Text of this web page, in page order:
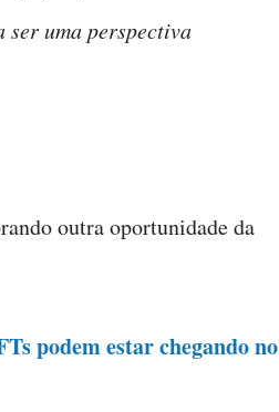
uma perspectiva
outra oportunidade da
podem estar chegando no